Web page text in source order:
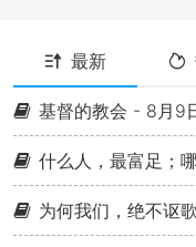
最新
基督的教会 - 8月9
什么人，最富足；
为何我们，绝不讴